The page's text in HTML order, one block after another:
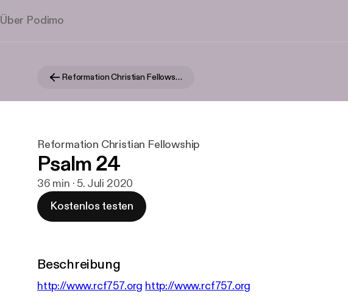
Über Podimo
Reformation Christian Fellowship
Reformation Christian Fellowship
Psalm 24
36 min · 5. Juli 2020
Kostenlos testen
Beschreibung
http://www.rcf757.org http://www.rcf757.org